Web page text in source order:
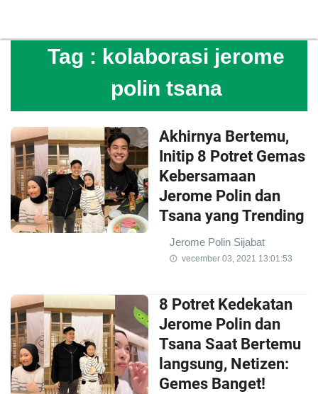
Tag : kolaborasi jerome
polin tsana
Akhirnya Bertemu,
Initip 8 Potret Gemas
Kebersamaan
Jerome Polin dan
Tsana yang Trending
Jerome Polin Sijabat
vecember 03, 2021 13:01:53
8 Potret Kedekatan
Jerome Polin dan
Tsana Saat Bertemu
langsung, Netizen:
Gemes Banget!